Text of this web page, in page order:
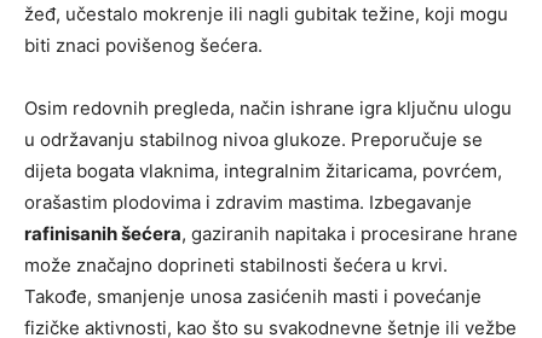
žeđ, učestalo mokrenje ili nagli gubitak težine, koji mogu
biti znaci povišenog šećera.
Osim redovnih pregleda, način ishrane igra ključnu ulogu
u održavanju stabilnog nivoa glukoze. Preporučuje se
dijeta bogata vlaknima, integralnim žitaricama, povrćem,
orašastim plodovima i zdravim mastima. Izbegavanje
rafinisanih šećera, gaziranih napitaka i procesirane hrane
može značajno doprineti stabilnosti šećera u krvi.
Takođe, smanjenje unosa zasićenih masti i povećanje
fizičke aktivnosti, kao što su svakodnevne šetnje ili vežbe